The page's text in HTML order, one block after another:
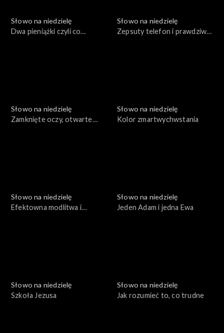
Słowo na niedzielę
Dwa pieniążki czyli co
Słowo na niedzielę
Zepsuty telefon i prawdziwa
Słowo na niedzielę
Zamknięte oczy, otwarte
Słowo na niedzielę
Kolor zmartwychwstania
Słowo na niedzielę
Efektowna modlitwa i
Słowo na niedzielę
Jeden Adam i jedna Ewa
Słowo na niedzielę
Szkoła Jezusa
Słowo na niedzielę
Jak rozumieć to, co trudne